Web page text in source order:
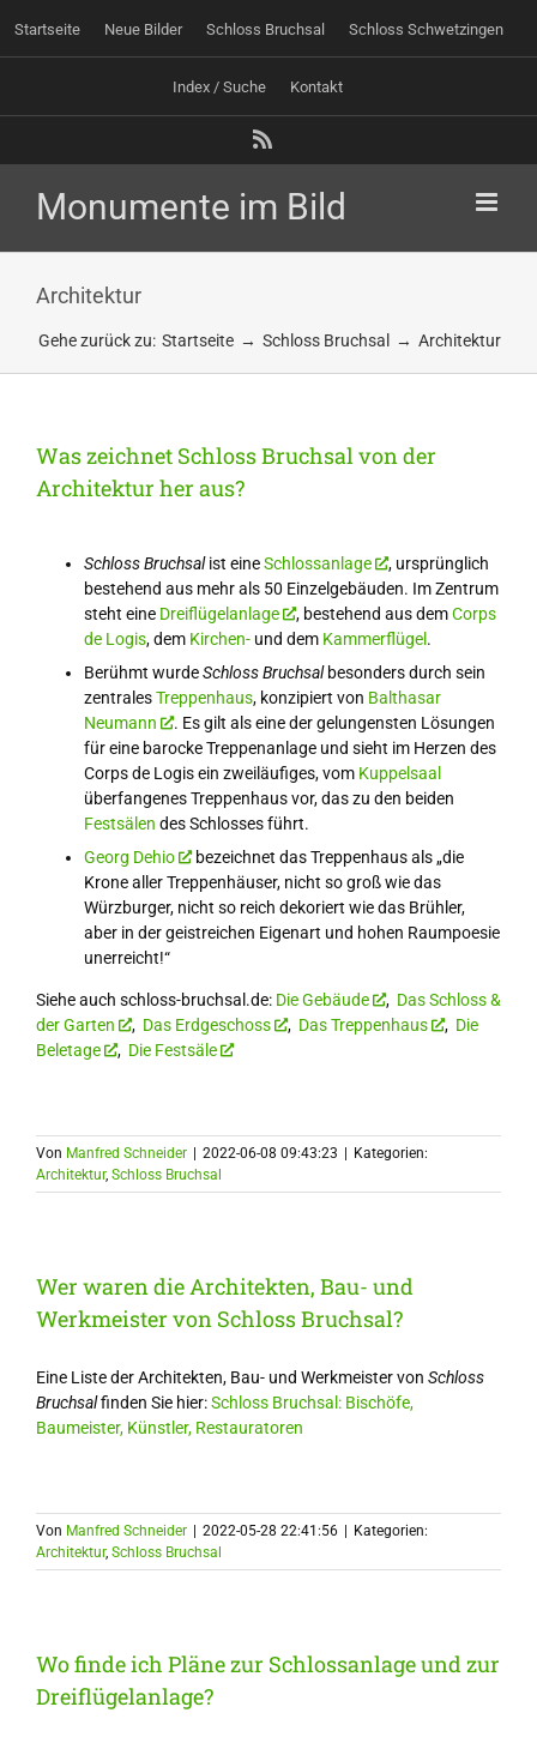
Inhalt
springen
Startseite Neue Bilder Schloss Bruchsal Schloss Schwetzingen
Index / Suche Kontakt
Architektur
Gehe zurück zu: Startseite Schloss Bruchsal Architektur
Was zeichnet Schloss Bruchsal von der
Architektur her aus?
Schloss Bruchsalist eineSchlossanlage
, ursprünglich
bestehend aus mehr als 50 Einzelgebäuden. Im Zentrum
steht eine Dreiflügelanlage , bestehend aus demCorps
de Logis, dem Kirchen-und dem Kammerflügel .
Berühmt wurdeSchloss Bruchsalbesonders durch sein
zentralesTreppenhaus, konzipiert von Balthasar
Neumann
. Es gilt als eine der gelungensten Lösungen
für eine barocke Treppenanlage und sieht im Herzen des
Corps de Logis ein zweiläufiges, vom Kuppelsaal
überfangenes Treppenhaus vor, das zu den beiden
Festsälen des Schlosses führt.
Georg Dehio
bezeichnet das Treppenhaus als „die
Krone aller Treppenhäuser, nicht so groß wie das
Würzburger, nicht so reich dekoriert wie das Brühler,
aber in der geistreichen Eigenart und hohen Raumpoesie
unerreicht!“
Siehe auch schloss-bruchsal.de: Die Gebäude , Das Schloss &
der Garten
, Das Erdgeschoss , Das Treppenhaus , Die
Beletage
, Die Festsäle
Von Manfred Schneider 2022-06-08 09:43:23
Kategorien:
Architektur, Schloss Bruchsal
Wer waren die Architekten, Bau- und
Werkmeister von Schloss Bruchsal?
Eine Liste der Architekten, Bau- und Werkmeister von Schloss
Bruchsalfinden Sie hier:Schloss Bruchsal: Bischöfe,
Baumeister, Künstler, Restauratoren
Von Manfred Schneider 2022-05-28 22:41:56
Kategorien:
Architektur, Schloss Bruchsal
Wo finde ich Pläne zur Schlossanlage und zur
Dreiflügelanlage?